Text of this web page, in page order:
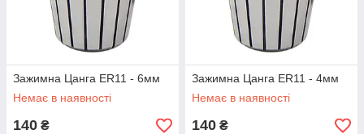
Зажимна Цанга ER11 - 6мм
Немає в наявності
140 ₴
Зажимна Цанга ER11 - 4мм
Немає в наявності
140 ₴